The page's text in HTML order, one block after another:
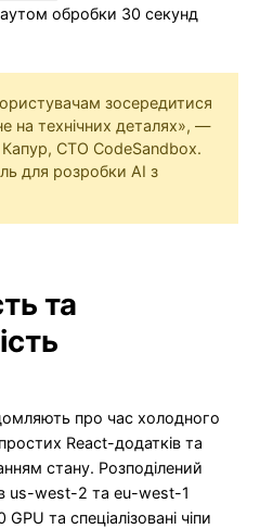
обробки 30 секунд
зосередитися
на технічних деталях», —
CTO CodeSandbox.
для розробки AI з
та
про час холодного
React-додатків та
стану. Розподілений
в us-west-2 та eu-west-1
та спеціалізовані чіпи